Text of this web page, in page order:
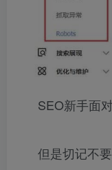
SEO新手面
但是切记不